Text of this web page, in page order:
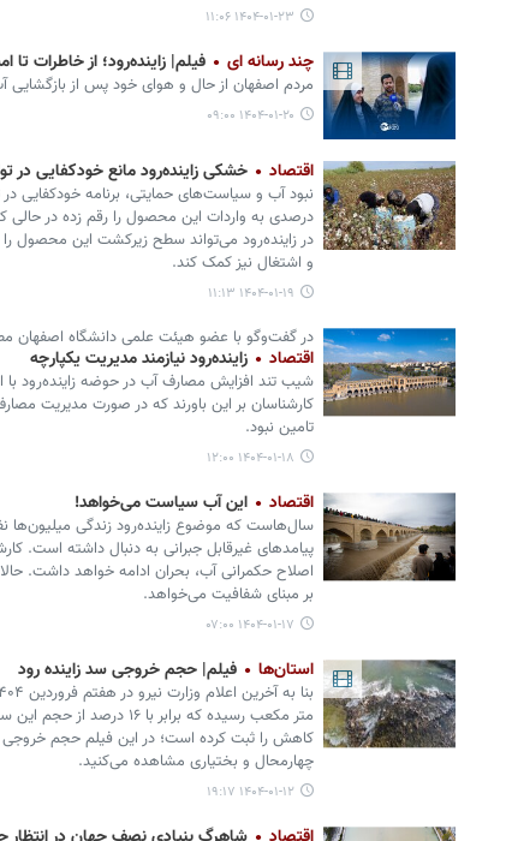
۱۴۰۴-۰۱-۲۳ ۱۱:۰۶
چند رسانه ای فیلم| زاینده‌رود؛ از خاطرات تا
مردم اصفهان از حال و هوای خود پس از بازگشایی
۱۴۰۴-۰۱-۲۰ ۰۹:۰۰
اقتصاد خشکی زاینده‌رود مانع خودکفایی در
درصدی به واردات این محصول را رقم زده در حالی
در زاینده‌رود می‌تواند سطح زیرکشت این محصول
و اشتغال نیز کمک کند.
۱۴۰۴-۰۱-۱۹ ۱۱:۱۳
در گفت‌وگو با عضو هیئت علمی دانشگاه اصفهان
اقتصاد زاینده‌رود نیازمند مدیریت یکپارچه
شیب تند افزایش مصارف آب در حوضه زاینده‌رود
کارشناسان بر این باورند که در صورت مدیریت
تامین نبود.
۱۴۰۴-۰۱-۱۸ ۱۲:۰۰
اقتصاد این آب سیاست می‌خواهد!
سال‌هاست که موضوع زاینده‌رود زندگی میلیون‌ها
پیامدهای غیرقابل جبرانی به دنبال داشته است.
اصلاح حکمرانی آب، بحران ادامه خواهد داشت.
بر مبنای شفافیت می‌خواهد.
۱۴۰۴-۰۱-۱۷ ۰۷:۰۰
استان‌ها فیلم| حجم خروجی سد زاینده رود
کاهش را ثبت کرده است؛ در این فیلم حجم خروجی
چهارمحال و بختیاری مشاهده می‌کنید.
۱۴۰۴-۰۱-۱۲ ۱۹:۱۷